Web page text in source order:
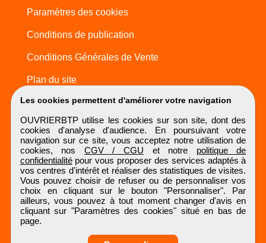
Les cookies permettent d'améliorer votre navigation
OUVRIERBTP utilise les cookies sur son site, dont des
cookies d'analyse d'audience. En poursuivant votre
navigation sur ce site, vous acceptez notre utilisation de
cookies, nos CGV / CGU et notre politique de
confidentialitépour vous proposer des services adaptés à
vos centres d'intérêt et réaliser des statistiques de visites.
Vous pouvez choisir de refuser ou de personnaliser vos
choix en cliquant sur le bouton "Personnaliser". Par
ailleurs, vous pouvez à tout moment changer d'avis en
cliquant sur "Paramètres des cookies" situé en bas de
page.
Paramètres des cookies
Conditions de publication
Conditions Générales de Vente
Plan du site